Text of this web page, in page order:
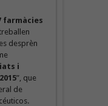
farmàcies
desprèn
i
”, que
de